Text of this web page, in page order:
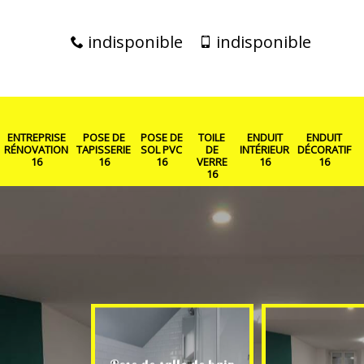
indisponible indisponible
ENTREPRISE
RÉNOVATION
16
POSE DE
TAPISSERIE
16
POSE DE
SOL PVC
16
TOILE
DE
VERRE
16
ENDUIT
INTÉRIEUR
16
ENDUIT
DÉCORATIF
16